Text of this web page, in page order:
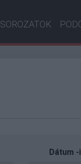
SOROZATOK
Dátum -